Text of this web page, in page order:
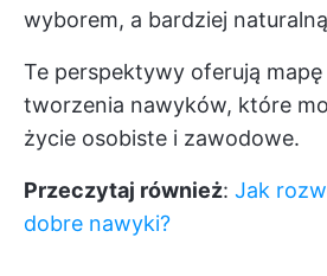
wyborem, a bardziej
Te perspektywy oferują
tworzenia nawyków, które
życie osobiste i zawodowe.
Przeczytaj również: Jak
dobre nawyki?